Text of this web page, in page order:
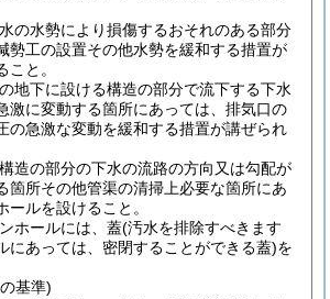
の水勢により損傷するおそれのある部分
勢工の設置その他水勢を緩和する措置が
こと。
地下に設ける構造の部分で流下する下水
激に変動する箇所にあっては、排気口の
の急激な変動を緩和する措置が講ぜられ
造の部分の下水の流路の方向又は勾配が
箇所その他管渠の清掃上必要な箇所にあ
ールを設けること。
ホールには、蓋(汚水を排除すべきます
にあっては、密閉することができる蓋)を
基準)